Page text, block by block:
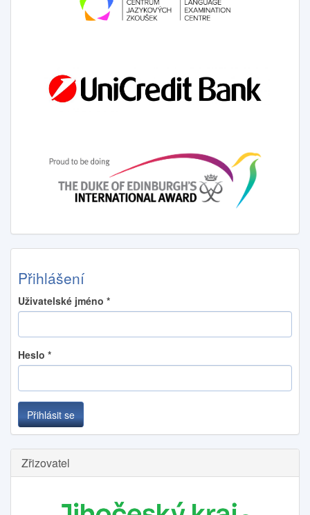
Přihlášení
Uživatelské jméno *
Heslo *
Přihlásit se
Zřizovatel